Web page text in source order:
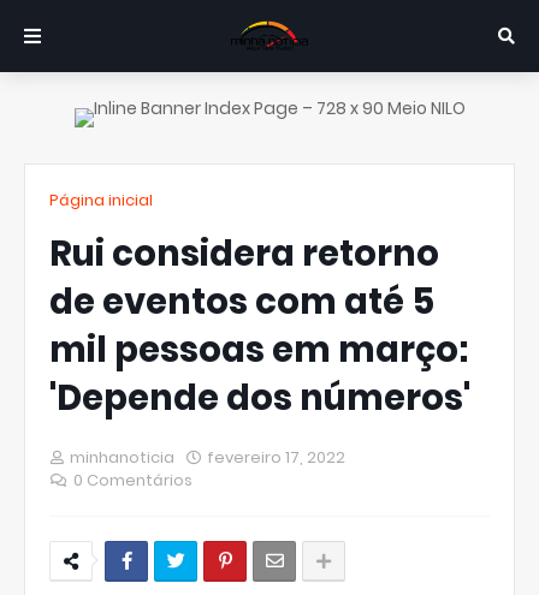
Página inicial
Rui considera retorno
de eventos com até 5
mil pessoas em março:
'Depende dos números'
minhanoticia
fevereiro 17, 2022
0 Comentários